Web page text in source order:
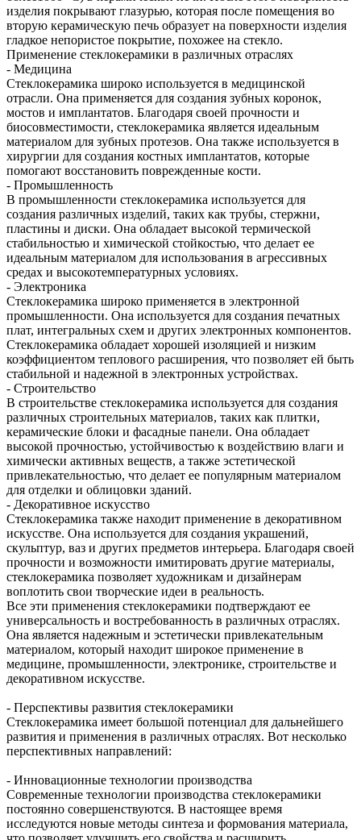
изделия покрывают глазурью, которая после помещения во
вторую керамическую печь образует на поверхности изделия
гладкое непористое покрытие, похожее на стекло.
Применение стеклокерамики в различных отраслях
- Медицина
Стеклокерамика широко используется в медицинской
отрасли. Она применяется для создания зубных коронок,
мостов и имплантатов. Благодаря своей прочности и
биосовместимости, стеклокерамика является идеальным
материалом для зубных протезов. Она также используется в
хирургии для создания костных имплантатов, которые
помогают восстановить поврежденные кости.
- Промышленность
В промышленности стеклокерамика используется для
создания различных изделий, таких как трубы, стержни,
пластины и диски. Она обладает высокой термической
стабильностью и химической стойкостью, что делает ее
идеальным материалом для использования в агрессивных
средах и высокотемпературных условиях.
- Электроника
Стеклокерамика широко применяется в электронной
промышленности. Она используется для создания печатных
плат, интегральных схем и других электронных компонентов.
Стеклокерамика обладает хорошей изоляцией и низким
коэффициентом теплового расширения, что позволяет ей быть
стабильной и надежной в электронных устройствах.
- Строительство
В строительстве стеклокерамика используется для создания
различных строительных материалов, таких как плитки,
керамические блоки и фасадные панели. Она обладает
высокой прочностью, устойчивостью к воздействию влаги и
химически активных веществ, а также эстетической
привлекательностью, что делает ее популярным материалом
для отделки и облицовки зданий.
- Декоративное искусство
Стеклокерамика также находит применение в декоративном
искусстве. Она используется для создания украшений,
скульптур, ваз и других предметов интерьера. Благодаря своей
прочности и возможности имитировать другие материалы,
стеклокерамика позволяет художникам и дизайнерам
воплотить свои творческие идеи в реальность.
Все эти применения стеклокерамики подтверждают ее
универсальность и востребованность в различных отраслях.
Она является надежным и эстетически привлекательным
материалом, который находит широкое применение в
медицине, промышленности, электронике, строительстве и
декоративном искусстве.
- Перспективы развития стеклокерамики
Стеклокерамика имеет большой потенциал для дальнейшего
развития и применения в различных отраслях. Вот несколько
перспективных направлений:
- Инновационные технологии производства
Современные технологии производства стеклокерамики
постоянно совершенствуются. В настоящее время
исследуются новые методы синтеза и формования материала,